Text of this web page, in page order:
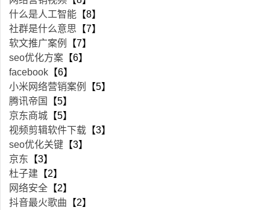
什么是人工智能 【8】
社群是什么意思 【7】
软文推广案例
【7】
seo优化方案 【6】
facebook 【6】
小米网络营销案例
【5】
腾讯帝国
【5】
京东商城 【5】
视频剪辑软件下载 【3】
seo优化关键 【3】
京东 【3】
杜子建 【2】
网络安全 【2】
抖音最火歌曲 【2】